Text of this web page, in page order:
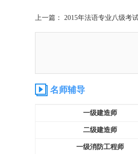
上一篇： 2015年法语专业八级考
名师辅导
一级建造师
二级建造师
一级消防工程师